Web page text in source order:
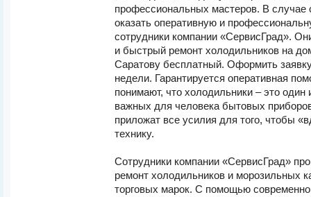
профессиональных мастеров. В случае
оказать оперативную и
сотрудники компании «СервисГрад».
и быстрый ремонт холодильников на
Саратову бесплатный. Оформить
недели. Гарантируется оперативная
понимают, что холодильники – это
важных для человека бытовых
приложат все усилия для того, чтобы
технику.
Сотрудники компании «СервисГрад»
ремонт холодильников и морозильных
торговых марок. С помощью